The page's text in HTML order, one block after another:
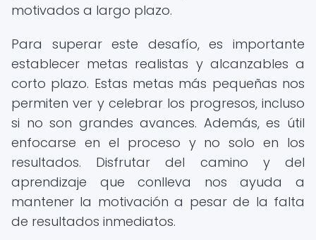
motivados a largo plazo.
Para superar este desafío, es importante
establecer metas realistas y alcanzables a
corto plazo. Estas metas más pequeñas nos
permiten ver y celebrar los progresos, incluso
si no son grandes avances. Además, es útil
enfocarse en el proceso y no solo en los
resultados. Disfrutar del camino y del
aprendizaje que conlleva nos ayuda a
mantener la motivación a pesar de la falta
de resultados inmediatos.